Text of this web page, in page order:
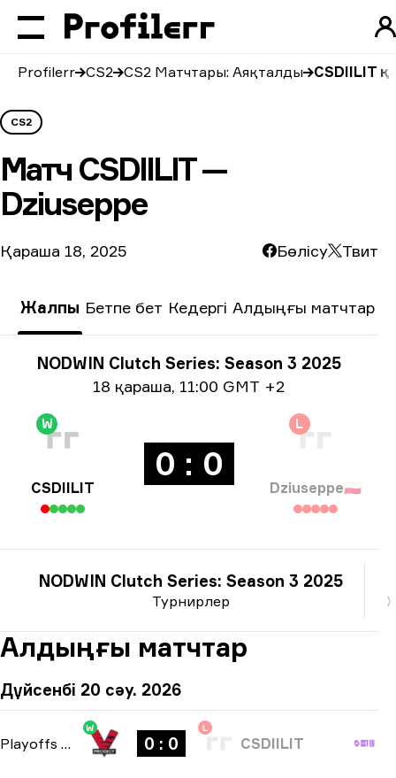
Profilerr CS2 CS2 Матчтары: Аяқталды CSDIILIT
CS2
Матч CSDIILIT —
Dziuseppe
Қараша 18, 2025 Бөлісу Твит
Жалпы Бетпе бет Кедергі Алдыңғы матчтар
Турнир туралы ақпарат
NODWIN Clutch Series: Season 3 2025
Күні жайлы ақпарат
18 қараша, 11:00 GMT +2
W
CSDIILIT
0 : 0
L
Dziuseppe🇵🇱
Турнирлер
NODWIN Clutch Series: Season 3 2025
Алдыңғы матчтар
Дүйсенбі 20 сәу. 2026
Playoffs bo3
W
0 : 0
L
CSDIILIT